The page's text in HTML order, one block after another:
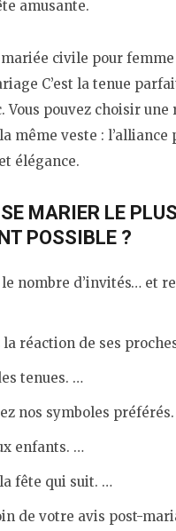
amusante.
civile pour femme
C’est la tenue
Vous pouvez choisir une
même veste : l’alliance
élégance.
MARIER LE PLUS
POSSIBLE ?
nombre d’invités… et
réaction de ses
tenues. …
nos symboles
enfants. …
fête qui suit. …
de votre avis post-